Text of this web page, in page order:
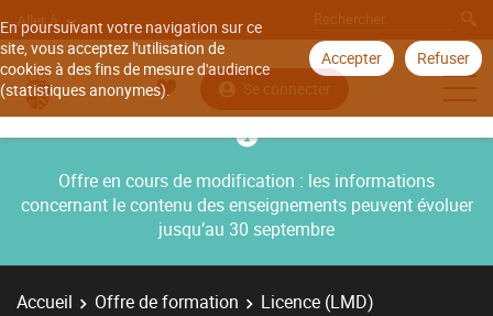
En poursuivant votre navigation sur ce
site, vous acceptez l'utilisation de
cookies à des fins de mesure d'audience
(statistiques anonymes).
Accepter Refuser
Aller à
Se connecter
Offre en cours de modification : les informations
concernant le contenu des enseignements peuvent évoluer
jusqu’au 30 septembre
Accueil Offre de formation
Licence (LMD)